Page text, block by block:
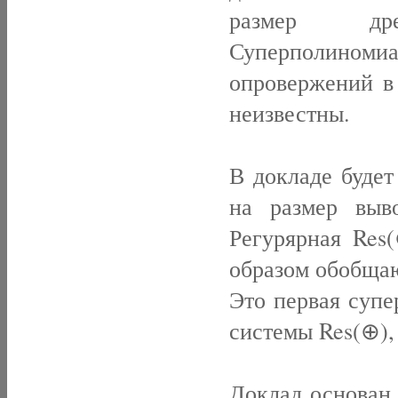
размер
опровержений
неизвестны.
В докладе
на размер
Регурярная
образом
Это первая
системы Res(⊕),